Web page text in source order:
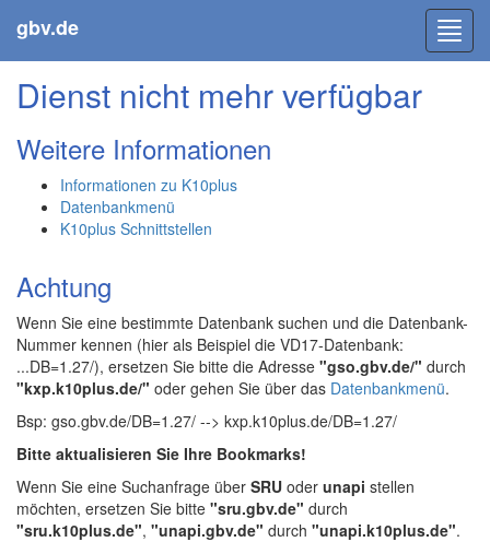
gbv.de
Dienst nicht mehr verfügbar
Weitere Informationen
Informationen zu K10plus
Datenbankmenü
K10plus Schnittstellen
Achtung
Wenn Sie eine bestimmte Datenbank suchen und die Datenbank-
Nummer kennen (hier als Beispiel die VD17-Datenbank:
...DB=1.27/), ersetzen Sie bitte die Adresse "gso.gbv.de/" durch
"kxp.k10plus.de/" oder gehen Sie über das Datenbankmenü.
Bsp: gso.gbv.de/DB=1.27/ --> kxp.k10plus.de/DB=1.27/
Bitte aktualisieren Sie Ihre Bookmarks!
Wenn Sie eine Suchanfrage über SRU oder unapi stellen
möchten, ersetzen Sie bitte "sru.gbv.de" durch
"sru.k10plus.de", "unapi.gbv.de" durch "unapi.k10plus.de".